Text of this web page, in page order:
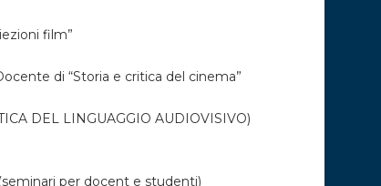
film”
di “Storia e critica del cinema”
DEL LINGUAGGIO AUDIOVISIVO)
per docent e studenti)